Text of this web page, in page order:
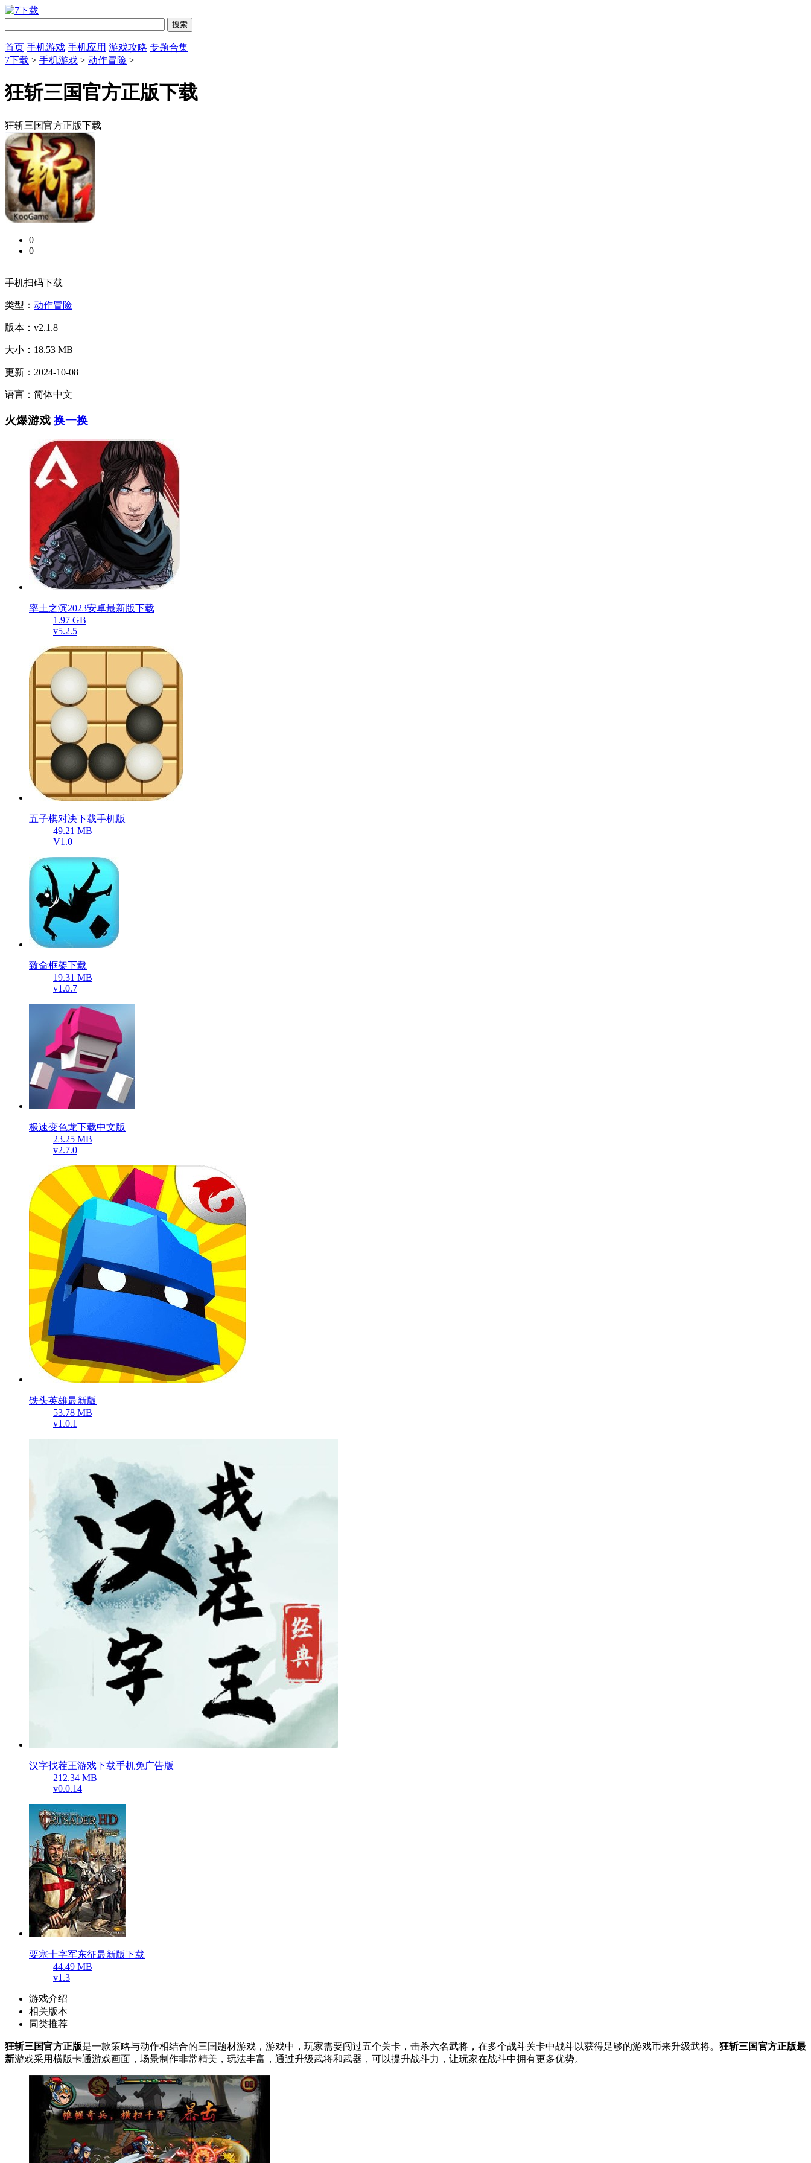
首页 手机游戏 手机应用 游戏攻略 专题合集
7下载 > 手机游戏 > 动作冒险 >
狂斩三国官方正版下载
狂斩三国官方正版下载
0
0
手机扫码下载
类型： 动作冒险
版本：v2.1.8
大小：18.53 MB
更新：2024-10-08
语言：简体中文
火爆游戏 换一换
率土之滨2023安卓最新版下载
1.97 GB
v5.2.5
五子棋对决下载手机版
49.21 MB
V1.0
致命框架下载
19.31 MB
v1.0.7
极速变色龙下载中文版
23.25 MB
v2.7.0
铁头英雄最新版
53.78 MB
v1.0.1
汉字找茬王游戏下载手机免广告版
212.34 MB
v0.0.14
要塞十字军东征最新版下载
44.49 MB
v1.3
游戏介绍
相关版本
同类推荐
狂斩三国官方正版是一款策略与动作相结合的三国题材游戏，游戏中，玩家需要闯过五个关卡，击杀六名武将，在多个战斗关卡中战斗以获得足够的游戏币来升级武将。 狂斩三国官方正版最
新游戏采用横版卡通游戏画面，场景制作非常精美，玩法丰富，通过升级武将和武器，可以提升战斗力，让玩家在战斗中拥有更多优势。